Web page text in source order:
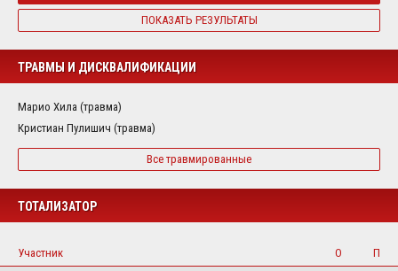
ПОКАЗАТЬ РЕЗУЛЬТАТЫ
ТРАВМЫ И ДИСКВАЛИФИКАЦИИ
Марио Хила (травма)
Кристиан Пулишич (травма)
Все травмированные
ТОТАЛИЗАТОР
Участник О
П